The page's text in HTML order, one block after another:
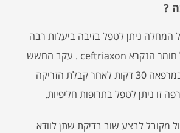
?
ניתן לטפל בזיבה ביעלות רבה
בזריקה חד פעמית של חומר הנקרא ceftriaxon . עקב החשש
לאלרגיה יש להישאר במרפאה 30 דקות לאחר קבלת הזריקה
זו ניתן לטפל בתרופות חליפיות.
מקובל לבצע שוב בדיקת שתן לוודא